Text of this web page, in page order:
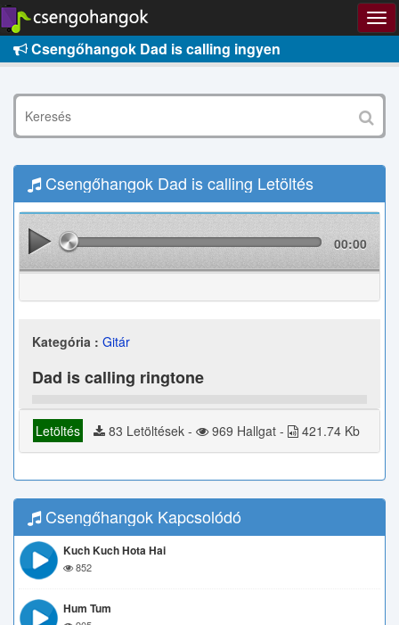
Csengőhangok Dad is calling ingyen
Csengőhangok Dad is calling Letöltés
00:00
Kategória : Gitár
Dad is calling ringtone
Letöltés 83 Letöltések - 969 Hallgat - 421.74 Kb
Csengőhangok Kapcsolódó
Kuch Kuch Hota Hai
852
Hum Tum